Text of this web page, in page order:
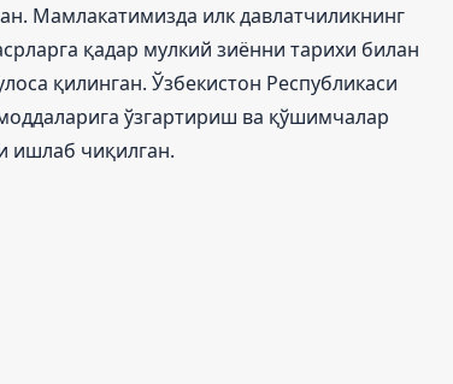
Мамлакатимизда илк давлатчиликнинг
қадар мулкий зиённи тарихи билан
қилинган. Ўзбекистон Республикаси
ўзгартириш ва қўшимчалар
ишлаб чиқилган.